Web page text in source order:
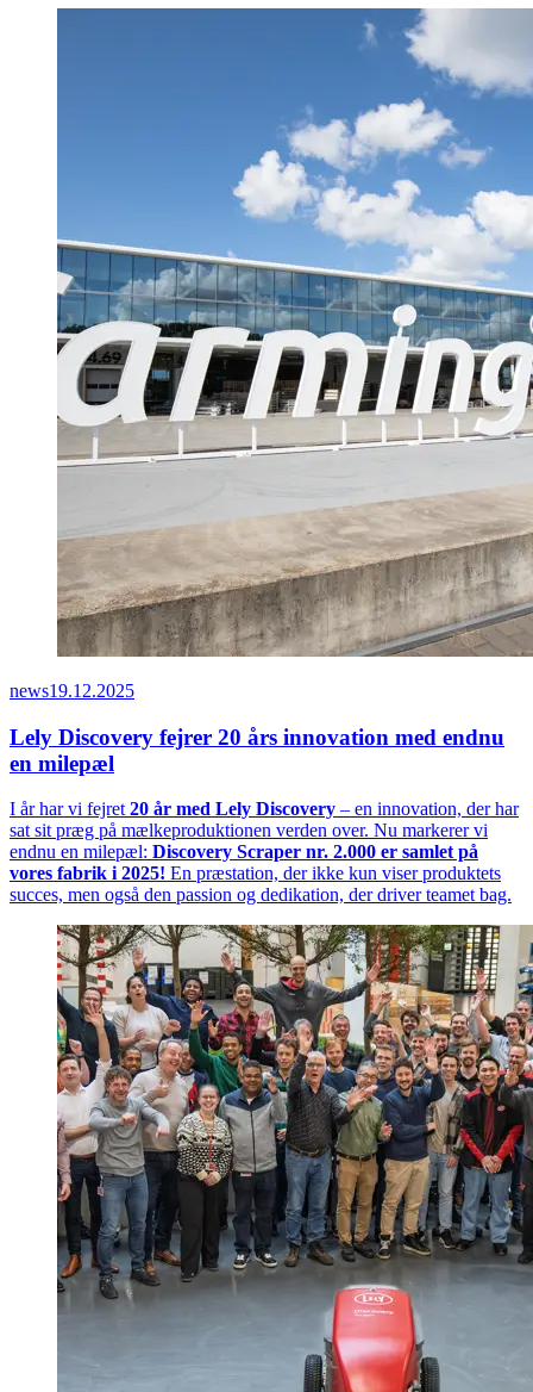
news19.12.2025
Lely Discovery fejrer 20 års innovation med endnu
en milepæl
I år har vi fejret 20 år med Lely Discovery – en innovation, der har
sat sit præg på mælkeproduktionen verden over. Nu markerer vi
endnu en milepæl: Discovery Scraper nr. 2.000 er samlet på
vores fabrik i 2025! En præstation, der ikke kun viser produktets
succes, men også den passion og dedikation, der driver teamet bag.